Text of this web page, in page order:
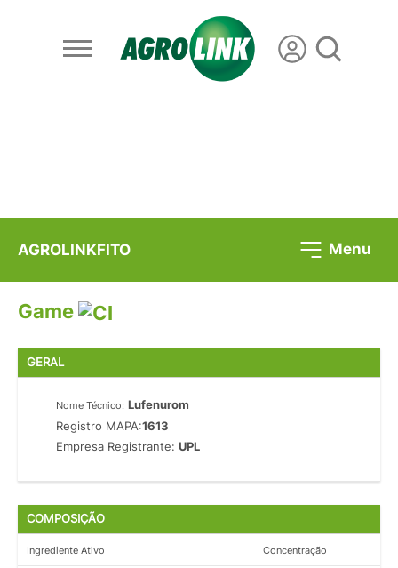
AGROLINKFITO Menu
Game
GERAL
Nome Técnico: Lufenurom
Registro MAPA:1613
Empresa Registrante:UPL
COMPOSIÇÃO
Ingrediente Ativo Concentração